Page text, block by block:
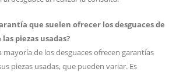
que suelen ofrecer los desguaces de
piezas usadas?
mayoría de los desguaces ofrecen garantías
piezas usadas, que pueden variar. Es